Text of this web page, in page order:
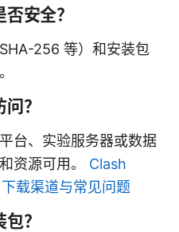
安全？
256 等）和安装包
？
台、实验服务器或数据
资源可用。 Clash
载渠道与常见问题
？